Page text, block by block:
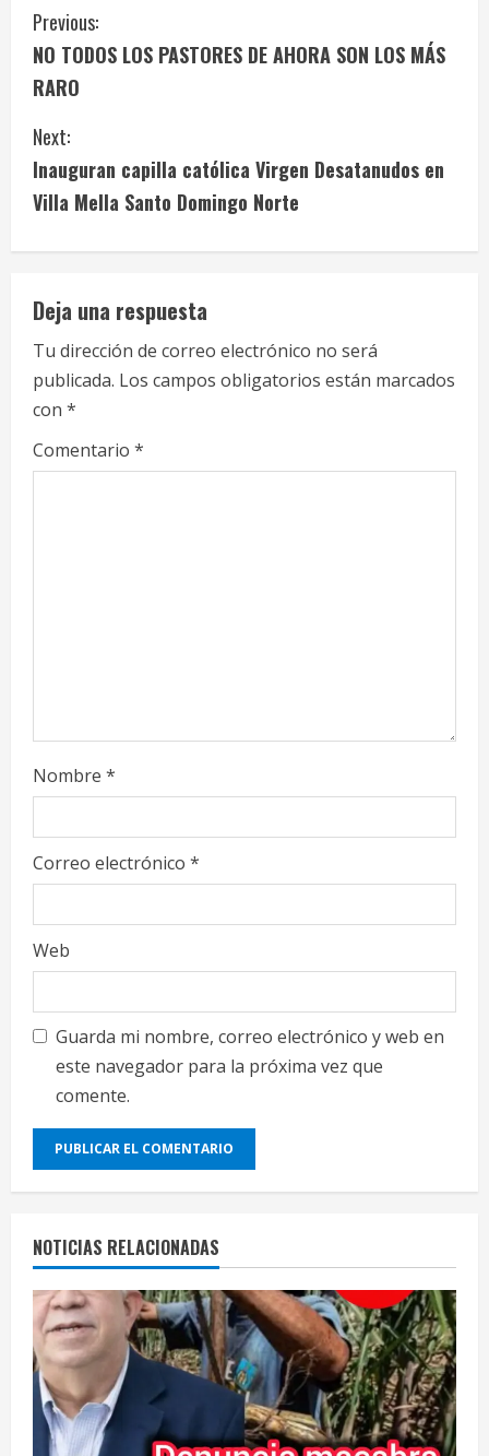
C
o
n
t
i
n
u
e
R
e
a
Previous:
NO TODOS LOS PASTORES DE AHORA SON LOS MÁS
RARO
Next:
Inauguran capilla católica Virgen Desatanudos en
Villa Mella Santo Domingo Norte
Deja una respuesta
Tu dirección de correo electrónico no será
publicada. Los campos obligatorios están marcados
con *
Comentario *
Nombre *
Correo electrónico *
Web
Guarda mi nombre, correo electrónico y web en
este navegador para la próxima vez que
comente.
NOTICIAS RELACIONADAS